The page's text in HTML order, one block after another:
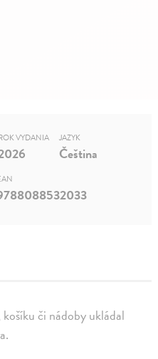
či nádoby ukládal
VYDANIA JAZYK
Čeština